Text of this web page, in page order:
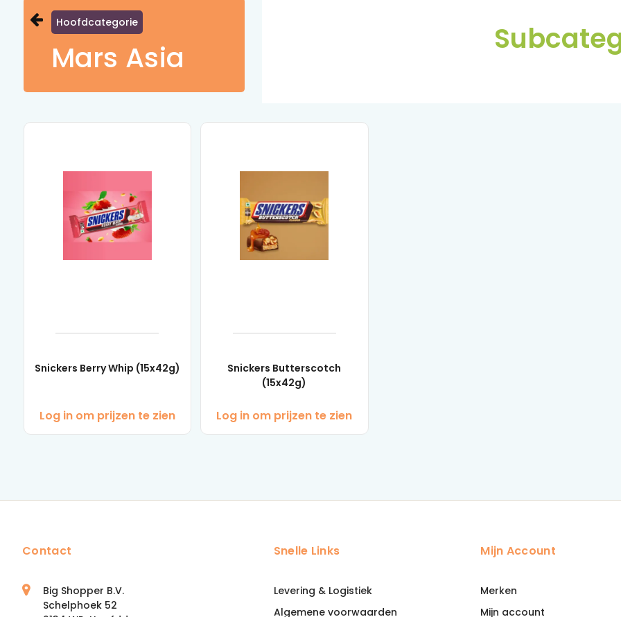
Hoofdcategorie
Mars Asia
Snickers Berry Whip (15x42g)
Log in om prijzen te zien
Snickers Butterscotch
(15x42g)
Log in om prijzen te zien
Contact
Big Shopper B.V.
Schelphoek 52
Snelle Links
Levering & Logistiek
Algemene voorwaarden
Mijn Account
Merken
Mijn account